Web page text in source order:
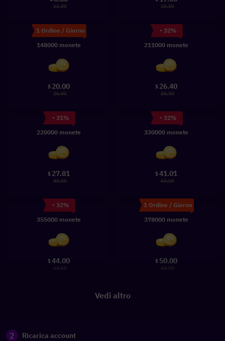
12.50 25.50
1 Ordine / Giorno
148000 monete
$ 20.00
26.90
- 32%
211000 monete
$ 26.40
38.50
- 31%
220000 monete
$ 27.81
40.00
- 32%
330000 monete
$41.01
60.00
- 32%
355000 monete
$44.00
64.50
1 Ordine / Giorno
378000 monete
$ 50.00
68.70
Vedi altro
2 Ricarica account